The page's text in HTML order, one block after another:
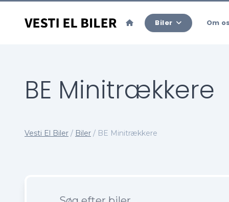
Biler Om
BE Minitrækkere
Vesti El Biler / Biler / BE Minitrækkere